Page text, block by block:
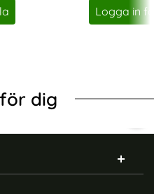
Logga in
dig
länkar